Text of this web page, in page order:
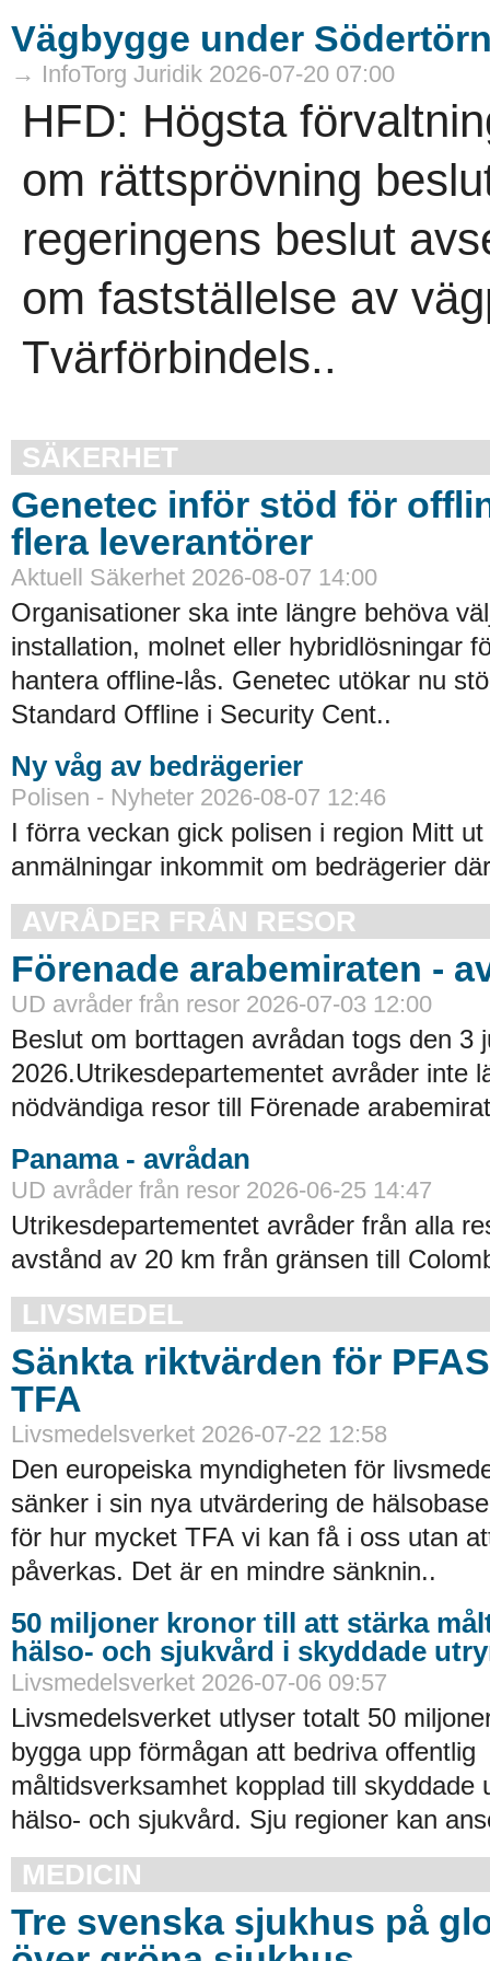
Vägbygge under
→ InfoTorg Juridik 2026-07-20 07:00
HFD: Högsta
om rättsprövning
regeringens beslut
om fastställelse av
Tvärförbindels..
SÄKERHET
Genetec inför stöd för
flera leverantörer
Aktuell Säkerhet 2026-08-07 14:00
Organisationer ska inte längre behöva
installation, molnet eller hybridlösningar
hantera offline-lås. Genetec utökar nu
Standard Offline i Security Cent..
Ny våg av bedrägerier
Polisen - Nyheter 2026-08-07 12:46
I förra veckan gick polisen i region Mitt
anmälningar inkommit om bedrägerier
AVRÅDER FRÅN RESOR
Förenade arabemiraten -
UD avråder från resor 2026-07-03 12:00
Beslut om borttagen avrådan togs den 3
2026.Utrikesdepartementet avråder inte
nödvändiga resor till Förenade
Panama - avrådan
UD avråder från resor 2026-06-25 14:47
Utrikesdepartementet avråder från alla
avstånd av 20 km från gränsen till
LIVSMEDEL
Sänkta riktvärden för
TFA
Livsmedelsverket 2026-07-22 12:58
Den europeiska myndigheten för
sänker i sin nya utvärdering de
för hur mycket TFA vi kan få i oss utan
påverkas. Det är en mindre sänknin..
50 miljoner kronor till att stärka
hälso- och sjukvård i skyddade
Livsmedelsverket 2026-07-06 09:57
Livsmedelsverket utlyser totalt 50
bygga upp förmågan att bedriva offentlig
måltidsverksamhet kopplad till skyddade
hälso- och sjukvård. Sju regioner kan
MEDICIN
Tre svenska sjukhus på